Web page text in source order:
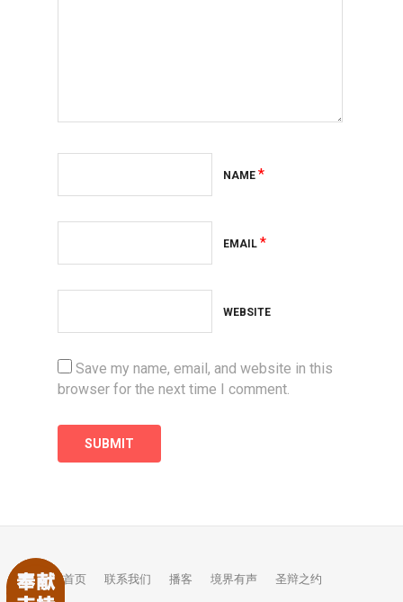
NAME *
EMAIL *
WEBSITE
Save my name, email, and website in this
browser for the next time I comment.
首页 联系我们 播客 境界有声 圣辩之约